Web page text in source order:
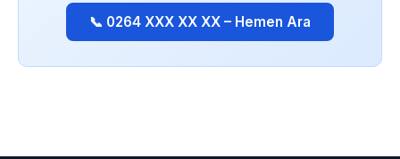
📞 0264 XXX XX XX – Hemen Ara